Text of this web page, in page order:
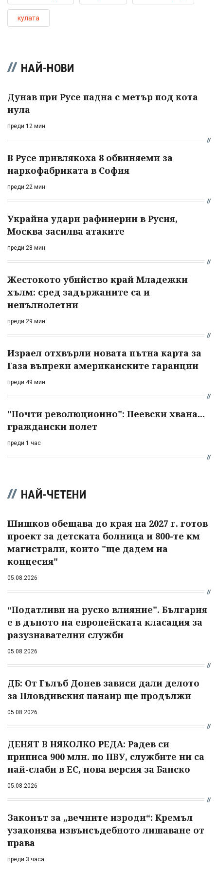
кулата
НАЙ-НОВИ
Дунав при Русе падна с метър под кота
нула
преди 12 мин
В Русе привлякоха 8 обвиняеми за
наркофабриката в София
преди 22 мин
Украйна удари рафинерии в Русия,
Москва засилва атаките
преди 28 мин
Жестокото убийство край Младежки
хълм: сред задържаните са и
непълнолетни
преди 29 мин
Израел отхвърли новата пътна карта за
Газа въпреки американските гаранции
преди 49 мин
"Почти революционно": Пеевски хвана...
граждански полет
преди 1 час
НАЙ-ЧЕТЕНИ
Шишков обещава до края на 2027 г. готов
проект за детската болница и 800-те км
магистрали, които "ще дадем на
концесия"
05.08.2026
“Податливи на руско влияние". България
е в дъното на европейската класация за
разузнавателни служби
05.08.2026
ДБ: От Гълъб Донев зависи дали делото
за Пловдивския панаир ще продължи
05.08.2026
ДЕНЯТ В НЯКОЛКО РЕДА: Радев си
приписа 900 млн. по ПВУ, службите ни са
най-слаби в ЕС, нова версия за Банско
05.08.2026
Законът за „вечните изроди“: Кремъл
узаконява извънсъдебното лишаване от
права
преди 3 часа